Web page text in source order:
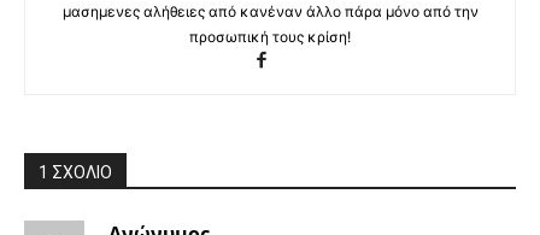
μασημενες αλήθειες από κανέναν άλλο πάρα μόνο από την
προσωπική τους κρίση!
1 ΣΧΟΛΙΟ